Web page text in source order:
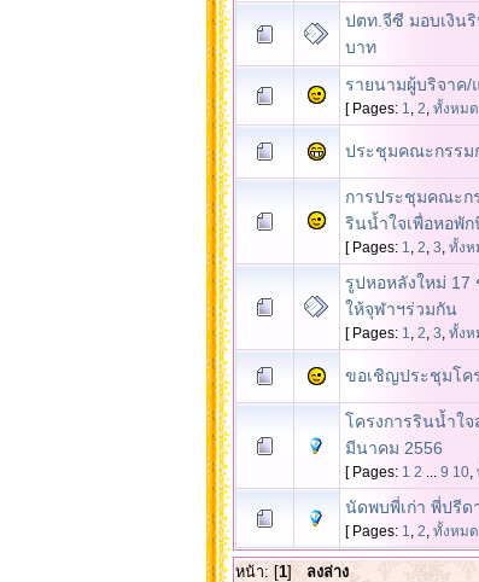
ปตท.จีซี มอบเงิน
บาท
รายนามผู้บริจาค/
[ Pages: 1 2 ทั้งหมด
ประชุมคณะกรรม
การประชุมคณะก
รินน้ำใจเพื่อหอพั
[ Pages: 1 2 3 ทั้งห
รูปหอหลังใหม่ 17
ให้จุฬาฯร่วมกัน
[ Pages: 1 2 3 ทั้งห
ขอเชิญประชุมโค
โครงการรินน้ำใ
มีนาคม 2556
[ Pages: 1 2 9 10,
นัดพบพี่เก่า พี่ปรีด
[ Pages: 1 2 ทั้งหมด
หน้า: [1]ลงล่าง